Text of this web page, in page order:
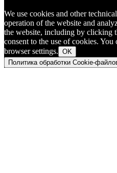
We use cookies and other
operation of the website and
the website, including by clicking
consent to the use of cookies.
browser settings. OK
Политика обработки Cookie-